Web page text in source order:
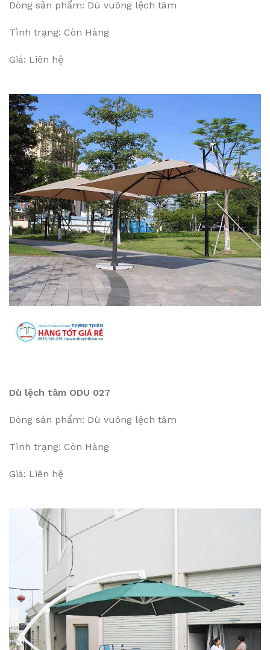
Dòng sản phẩm: Dù vuông lệch tâm
Tình trạng: Còn Hàng
Giá: Liên hệ
Dù lệch tâm ODU 027
Dòng sản phẩm: Dù vuông lệch tâm
Tình trạng: Còn Hàng
Giá: Liên hệ